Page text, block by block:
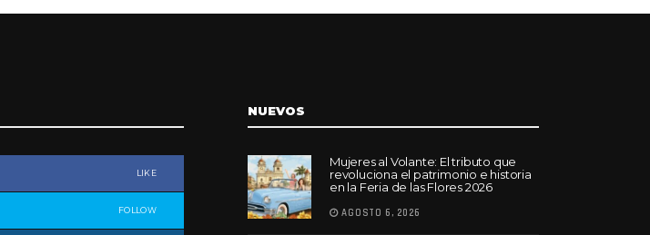
LIKE
FOLLOW
NUEVOS
Mujeres al Volante: El tributo que
revoluciona el patrimonio e historia
en la Feria de las Flores 2026
AGOSTO 6, 2026